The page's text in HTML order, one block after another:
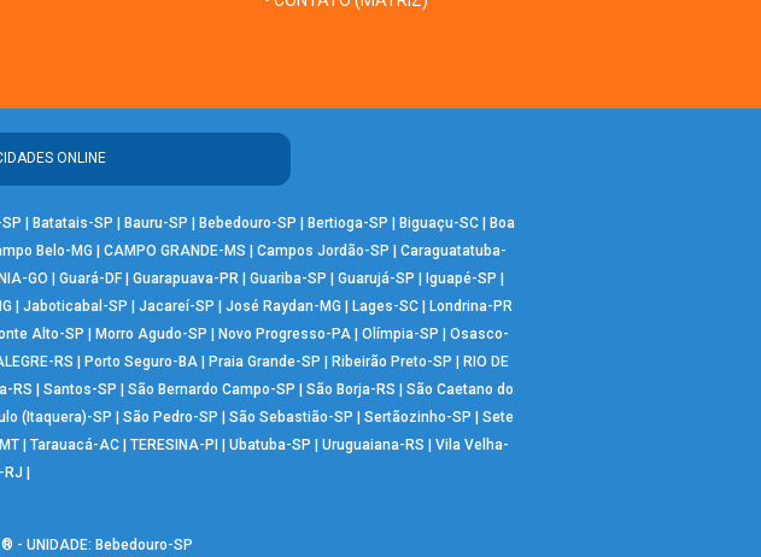
ONLINE
| Batatais-SP | Bauru-SP | Bebedouro-SP | Bertioga-SP | Biguaçu-SC| Boa
Belo-MG | CAMPO GRANDE-MS | Campos Jordão-SP | Caraguatatuba-
GO | Guará-DF | Guarapuava-PR | Guariba-SP | Guarujá-SP | Iguapé-SP |
| Jaboticabal-SP | Jacareí-SP | José Raydan-MG | Lages-SC| Londrina-PR
Alto-SP | Morro Agudo-SP | Novo Progresso-PA | Olímpia-SP | Osasco-
RS | Porto Seguro-BA| Praia Grande-SP | Ribeirão Preto-SP | RIO DE
RS | Santos-SP | São Bernardo Campo-SP | São Borja-RS | São Caetano do
(Itaquera)-SP | São Pedro-SP | São Sebastião-SP | Sertãozinho-SP | Sete
| Tarauacá-AC| TERESINA-PI | Ubatuba-SP | Uruguaiana-RS | Vila Velha-
RJ |
® - UNIDADE: Bebedouro-SP